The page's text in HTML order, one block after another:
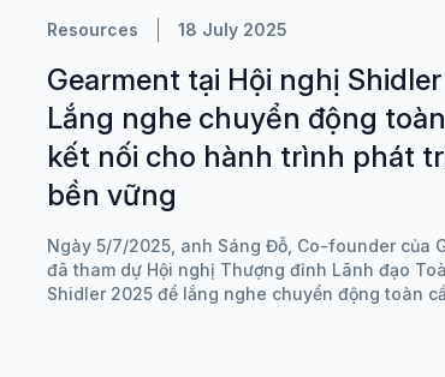
Resources 18 July 2025
Gearment tại Hội nghị
Lắng nghe chuyển động
kết nối cho hành trình phát
bền vững
Ngày 5/7/2025, anh Sáng Đỗ, Co-founder của
đã tham dự Hội nghị Thượng đỉnh Lãnh đạo
Shidler 2025 để lắng nghe chuyển động toàn